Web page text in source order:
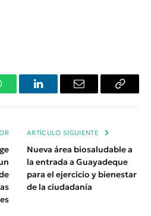
LinkedInEmail
Copiar
ARTÍCULO SIGUIENTE
Nueva área biosaludable a
la entrada a Guayadeque
para el ejercicio y bienestar
de la ciudadanía